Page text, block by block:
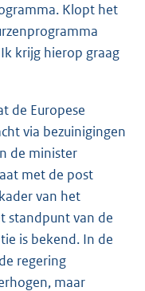
Klopt het
krijg hierop graag
de Europese
via bezuinigingen
de minister
met de post
van het
standpunt van de
is bekend. In de
regering
maar